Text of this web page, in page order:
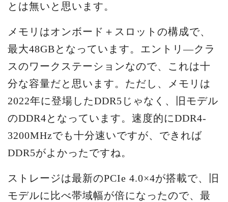
とは無いと思います。
メモリはオンボード＋スロットの構成で、
最大48GBとなっています。エントリ―クラ
スのワークステーションなので、これは十
分な容量だと思います。ただし、メモリは
2022年に登場したDDR5じゃなく、旧モデル
のDDR4となっています。速度的にDDR4-
3200MHzでも十分速いですが、できれば
DDR5がよかったですね。
ストレージは最新のPCIe 4.0×4が搭載で、旧
モデルに比べ帯域幅が倍になったので、最